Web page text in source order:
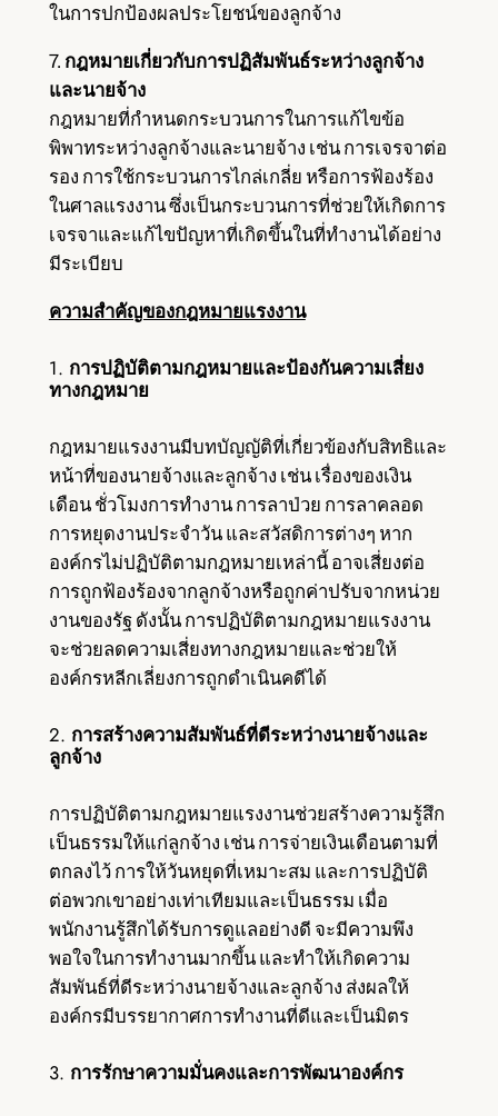
ในการปกป้องผลประโยชน์ของลูกจ้าง
7. กฎหมายเกี่ยวกับการปฏิสัมพันธ์ระหว่างลูกจ้าง
และนายจ้าง
กฎหมายที่กำหนดกระบวนการในการแก้ไขข้อ
พิพาทระหว่างลูกจ้างและนายจ้าง เช่น การเจรจาต่อ
รอง การใช้กระบวนการไกล่เกลี่ย หรือการฟ้องร้อง
ในศาลแรงงาน ซึ่งเป็นกระบวนการที่ช่วยให้เกิดการ
เจรจาและแก้ไขปัญหาที่เกิดขึ้นในที่ทำงานได้อย่าง
มีระเบียบ
ความสำคัญของกฎหมายแรงงาน
1. การปฏิบัติตามกฎหมายและป้องกันความเสี่ยง
ทางกฎหมาย
กฎหมายแรงงานมีบทบัญญัติที่เกี่ยวข้องกับสิทธิและ
หน้าที่ของนายจ้างและลูกจ้าง เช่น เรื่องของเงิน
เดือน ชั่วโมงการทำงาน การลาป่วย การลาคลอด
การหยุดงานประจำวัน และสวัสดิการต่างๆ หาก
องค์กรไม่ปฏิบัติตามกฎหมายเหล่านี้ อาจเสี่ยงต่อ
การถูกฟ้องร้องจากลูกจ้างหรือถูกค่าปรับจากหน่วย
งานของรัฐ ดังนั้น การปฏิบัติตามกฎหมายแรงงาน
จะช่วยลดความเสี่ยงทางกฎหมายและช่วยให้
องค์กรหลีกเลี่ยงการถูกดำเนินคดีได้
2. การสร้างความสัมพันธ์ที่ดีระหว่างนายจ้างและ
ลูกจ้าง
การปฏิบัติตามกฎหมายแรงงานช่วยสร้างความรู้สึก
เป็นธรรมให้แก่ลูกจ้าง เช่น การจ่ายเงินเดือนตามที่
ตกลงไว้ การให้วันหยุดที่เหมาะสม และการปฏิบัติ
ต่อพวกเขาอย่างเท่าเทียมและเป็นธรรม เมื่อ
พนักงานรู้สึกได้รับการดูแลอย่างดี จะมีความพึง
พอใจในการทำงานมากขึ้น และทำให้เกิดความ
สัมพันธ์ที่ดีระหว่างนายจ้างและลูกจ้าง ส่งผลให้
องค์กรมีบรรยากาศการทำงานที่ดีและเป็นมิตร
3. การรักษาความมั่นคงและการพัฒนาองค์กร